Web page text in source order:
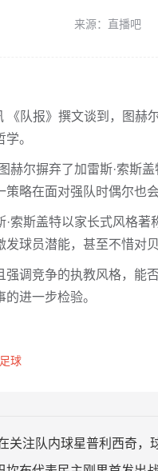
来源：直播吧
《队报》撰文谈到，图赫
。
赫尔摒弃了加雷斯·索斯
策略在面对强队时偶尔也
·索斯盖特以家长式风格
发球员潜能，甚至不惜对
强调竞争的执教风格，能
进一步检验。
足球
关注队内球星普利西奇，